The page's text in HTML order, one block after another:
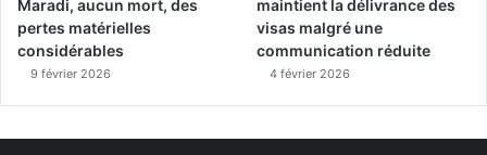
Maradi, aucun mort, des
pertes matérielles
considérables
9 février 2026
maintient la délivrance des
visas malgré une
communication réduite
4 février 2026